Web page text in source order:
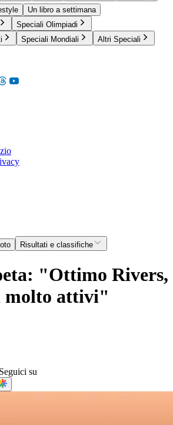
Un libro a settimana
Speciali Olimpiadi
Speciali Mondiali Altri Speciali
Risultati e classifiche
"Ottimo Rivers,
molto attivi"
Seguici su